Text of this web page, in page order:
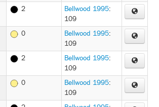
2 Bellwood 1995:
109
0 Bellwood 1995:
109
2 Bellwood 1995:
109
0 Bellwood 1995:
109